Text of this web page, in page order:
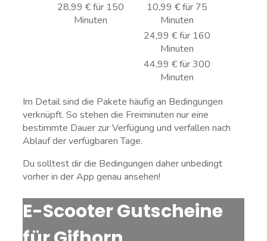
28,99 € für 150
Minuten
10,99 € für 75
Minuten
24,99 € für 160
Minuten
44,99 € für 300
Minuten
Im Detail sind die Pakete häufig an Bedingungen
verknüpft. So stehen die Freiminuten nur eine
bestimmte Dauer zur Verfügung und verfallen nach
Ablauf der verfügbaren Tage.
Du solltest dir die Bedingungen daher unbedingt
vorher in der App genau ansehen!
E-Scooter Gutscheine